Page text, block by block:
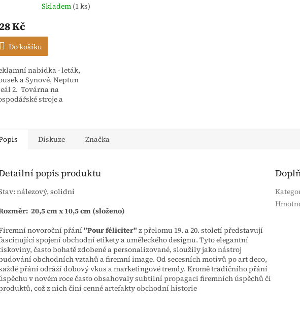
Skladem (1 ks)
Kč
Do košíku
nabídka - leták,
a Synové, Neptun
2. Továrna na
stroje a
Diskuze Značka
popis produktu
nálezový, solidní
20,5 cm x 10,5 cm (složeno)
novoroční přání"Pour féliciter" z přelomu 19. a 20. století představují
spojení obchodní etikety a uměleckého designu. Tyto elegantní
často bohatě zdobené a personalizované, sloužily jako nástroj
obchodních vztahů a firemní image. Od secesních motivů po art deco,
přání odráží dobový vkus a marketingové trendy. Kromě tradičního přání
v novém roce často obsahovaly subtilní propagaci firemních úspěchů či
což z nich činí cenné artefakty obchodní historie